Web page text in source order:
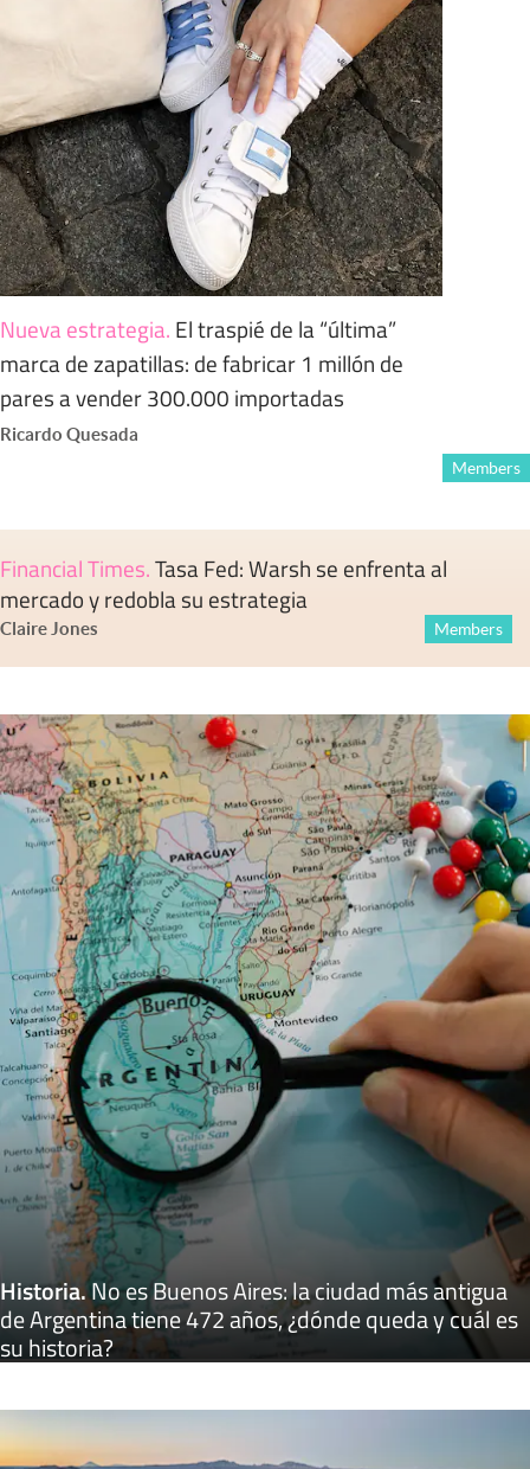
Nueva estrategia. El traspié de la “última”
marca de zapatillas: de fabricar 1 millón de
pares a vender 300.000 importadas
Ricardo Quesada
Members
Financial Times.Tasa Fed: Warsh se enfrenta al
mercado y redobla su estrategia
Claire Jones Members
Historia.No es Buenos Aires: la ciudad más antigua
de Argentina tiene 472 años, ¿dónde queda y cuál es
su historia?